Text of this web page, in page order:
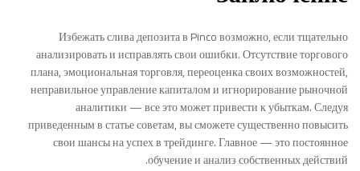
Избежать слива депозита в Pinco возможно, если тщательно
анализировать и исправлять свои ошибки. Отсутствие торгового
плана, эмоциональная торговля, переоценка своих возможностей,
неправильное управление капиталом и игнорирование рыночной
аналитики — все это может привести к убыткам. Следуя
приведенным в статье советам, вы сможете существенно повысить
свои шансы на успех в трейдинге. Главное — это постоянное
обучение и анализ собственных действий.